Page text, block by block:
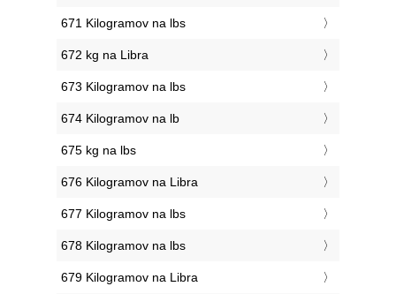
671 Kilogramov na lbs
672 kg na Libra
673 Kilogramov na lbs
674 Kilogramov na lb
675 kg na lbs
676 Kilogramov na Libra
677 Kilogramov na lbs
678 Kilogramov na lbs
679 Kilogramov na Libra